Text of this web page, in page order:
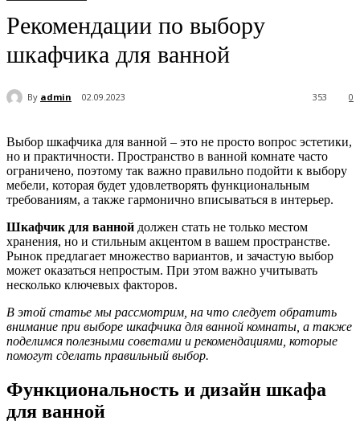
Рекомендации по выбору
шкафчика для ванной
By admin 02.09.2023 0
353
Выбор шкафчика для ванной – это не просто вопрос эстетики,
но и практичности. Пространство в ванной комнате часто
ограничено, поэтому так важно правильно подойти к выбору
мебели, которая будет удовлетворять функциональным
требованиям, а также гармонично вписываться в интерьер.
Шкафчик для ванной должен стать не только местом
хранения, но и стильным акцентом в вашем пространстве.
Рынок предлагает множество вариантов, и зачастую выбор
может оказаться непростым. При этом важно учитывать
несколько ключевых факторов.
В этой статье мы рассмотрим, на что следует обратить
внимание при выборе шкафчика для ванной комнаты, а также
поделимся полезными советами и рекомендациями, которые
помогут сделать правильный выбор.
Функциональность и дизайн шкафа
для ванной